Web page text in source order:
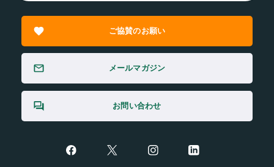
ご協賛のお願い
メールマガジン
お問い合わせ